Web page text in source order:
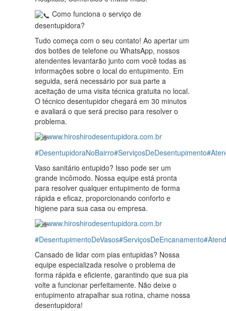
Como funciona o serviço de
desentupidora?
Tudo começa com o seu contato! Ao apertar um
dos botões de telefone ou WhatsApp, nossos
atendentes levantarão junto com você todas as
informações sobre o local do entupimento. Em
seguida, será necessário por sua parte a
aceitação de uma visita técnica gratuita no local.
O técnico desentupidor chegará em 30 minutos
e avaliará o que será preciso para resolver o
problema.
www.hiroshirodesentupidora.com.br
#DesentupidoraNoBairro#ServiçosDeDesentupimento
Vaso sanitário entupido? Isso pode ser um
grande incômodo. Nossa equipe está pronta
para resolver qualquer entupimento de forma
rápida e eficaz, proporcionando conforto e
higiene para sua casa ou empresa.
www.hiroshirodesentupidora.com.br
#DesentupimentoDeVasos#ServiçosDeEncanamento
Cansado de lidar com pias entupidas? Nossa
equipe especializada resolve o problema de
forma rápida e eficiente, garantindo que sua pia
volte a funcionar perfeitamente. Não deixe o
entupimento atrapalhar sua rotina, chame nossa
desentupidora!